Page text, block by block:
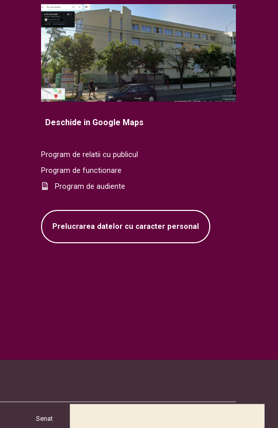
Deschide in Google Maps
Program de relatii cu publicul
Program de functionare
Program de audiente
Prelucrarea datelor cu caracter personal
Senat